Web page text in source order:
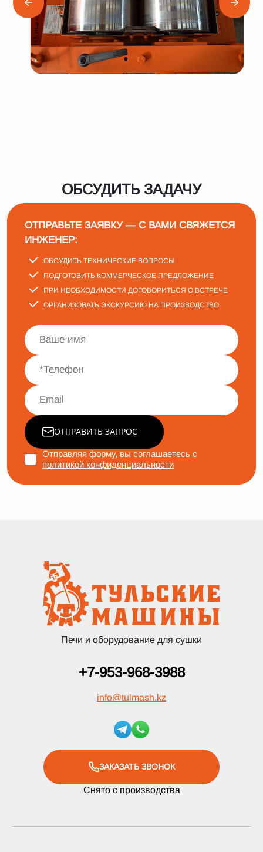
ОБСУДИТЬ ЗАДАЧУ
ОТПРАВЬТЕ ЗАЯВКУ — С ВАМИ СВЯЖЕТСЯ
ИНЖЕНЕР:
ОБСУДИТЬ ТЕХНИЧЕСКИЕ ВОПРОСЫ
ПОДГОТОВИТЬ КОММЕРЧЕСКОЕ ПРЕДЛОЖЕНИЕ
ПРИ НЕОБХОДИМОСТИ ДОГОВОРИТЬСЯ О ВСТРЕЧЕ
ОРГАНИЗОВАТЬ ЭКСКУРСИЮ НА ПРОИЗВОДСТВО
ОТПРАВИТЬ ЗАПРОС
Отправляя форму, вы соглашаетесь с
политикой конфиденциальности
Печи и оборудование для сушки
+7-953-968-3988
info@tulmash.kz
ЗАКАЗАТЬ ЗВОНОК
Снято с производства